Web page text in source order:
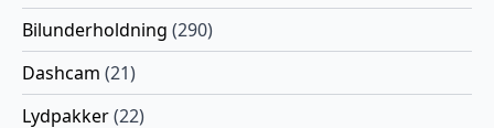
Bilunderholdning (290)
Dashcam (21)
Lydpakker(22)